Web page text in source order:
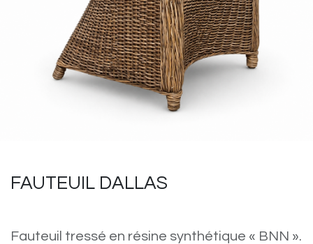
FAUTEUIL DALLAS
Fauteuil tressé en résine synthétique « BNN ».